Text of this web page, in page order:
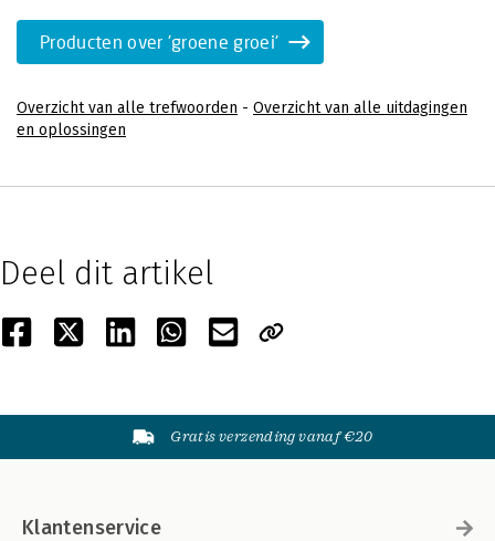
Producten over 'groene groei'
Overzicht van alle trefwoorden - Overzicht van alle uitdagingen
en oplossingen
Deel dit artikel
Gratis verzending vanaf €20
Klantenservice